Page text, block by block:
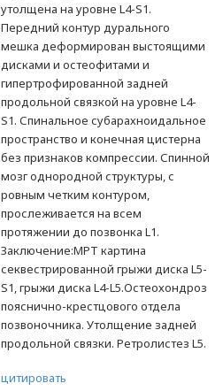
утолщена на уровне L4-S1.
Передний контур дурального
мешка деформирован выстоящими
дисками и остеофитами и
гипертрофированной задней
продольной связкой на уровне L4-
S1. Спинальное субарахноидальное
пространство и конечная цистерна
без признаков компрессии. Спинной
мозг однородной структуры, с
ровным четким контуром,
прослеживается на всем
протяжении до позвонка L1.
Заключение:МРТ картина
секвестрированной грыжи диска L5-
S1, грыжи диска L4-L5.Остеохондроз
пояснично-крестцового отдела
позвоночника. Утолщение задней
продольной связки. Ретролистез L5.
цитировать